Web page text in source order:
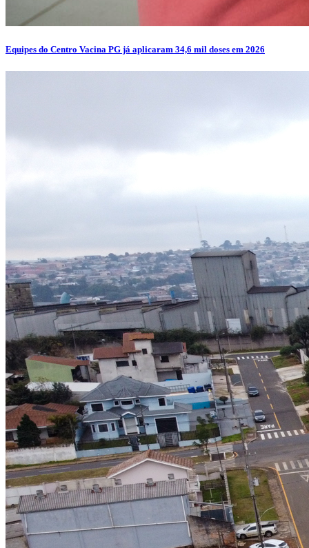
Equipes do Centro Vacina PG já aplicaram 34,6 mil doses em 2026